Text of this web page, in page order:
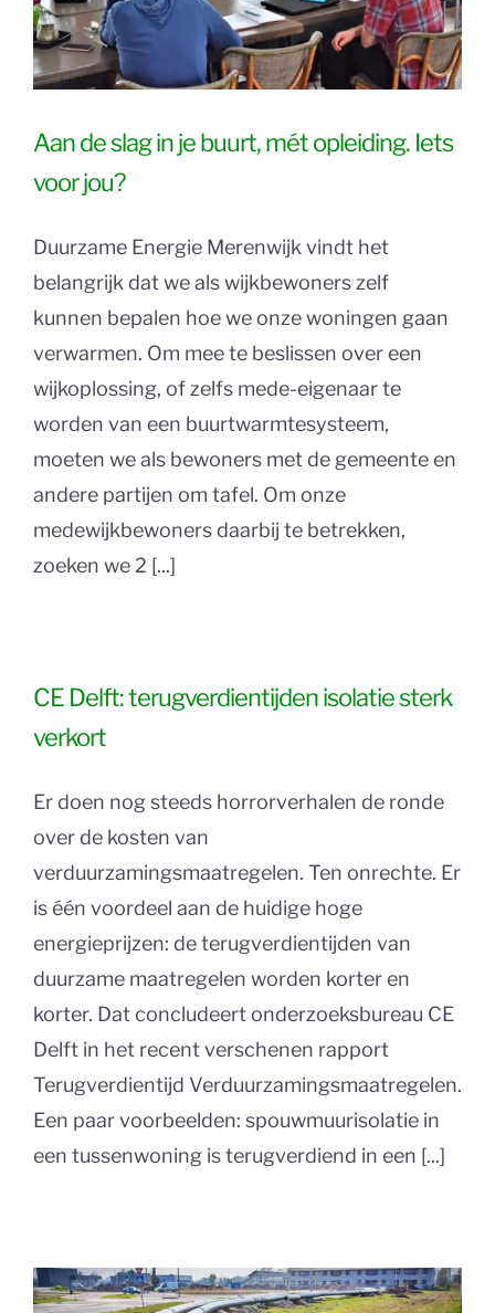
Aan de slag in je buurt, mét opleiding. Iets
voor jou?
Duurzame Energie Merenwijk vindt het
belangrijk dat we als wijkbewoners zelf
kunnen bepalen hoe we onze woningen gaan
verwarmen. Om mee te beslissen over een
wijkoplossing, of zelfs mede-eigenaar te
worden van een buurtwarmtesysteem,
moeten we als bewoners met de gemeente en
andere partijen om tafel. Om onze
medewijkbewoners daarbij te betrekken,
zoeken we 2 [...]
CE Delft: terugverdientijden isolatie sterk
verkort
Er doen nog steeds horrorverhalen de ronde
over de kosten van
verduurzamingsmaatregelen. Ten onrechte. Er
is één voordeel aan de huidige hoge
energieprijzen: de terugverdientijden van
duurzame maatregelen worden korter en
korter. Dat concludeert onderzoeksbureau CE
Delft in het recent verschenen rapport
Terugverdientijd Verduurzamingsmaatregelen.
Een paar voorbeelden: spouwmuurisolatie in
een tussenwoning is terugverdiend in een [...]